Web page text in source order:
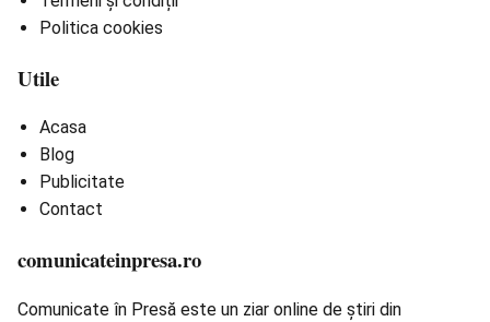
Politica cookies
Utile
Acasa
Blog
Publicitate
Contact
comunicateinpresa.ro
Comunicate în Presă este un ziar online de știri din